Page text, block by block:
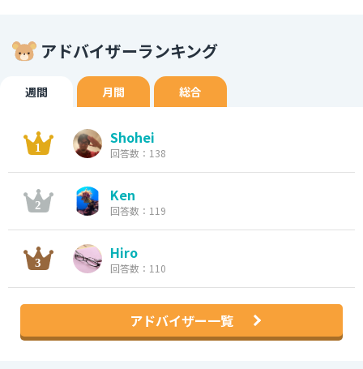
アドバイザーランキング
週間 月間 総合
Shohei
回答数：138
Ken
回答数：119
Hiro
回答数：110
アドバイザー一覧